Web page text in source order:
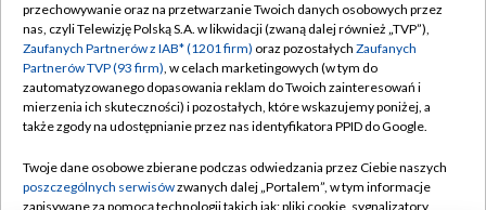
Abonament TVP
Emisja w TVP
Centrum informacji TVP
Naziemna Telewizja Cyfrowa
Rada Programowa
Regulamin TVP
Polityka prywatności
Moje zgody
Pomoc
Kontakt
przechowywanie oraz na przetwarzanie Twoich danych osobowych przez
nas, czyli Telewizję Polską S.A. w likwidacji (zwaną dalej również „TVP”),
Zaufanych Partnerów z IAB* (1201 firm) oraz pozostałych Zaufanych
Partnerów TVP (93 firm), w celach marketingowych (w tym do
zautomatyzowanego dopasowania reklam do Twoich zainteresowań i
mierzenia ich skuteczności) i pozostałych, które wskazujemy poniżej, a
także zgody na udostępnianie przez nas identyfikatora PPID do Google.
Twoje dane osobowe zbierane podczas odwiedzania przez Ciebie naszych
poszczególnych serwisówzwanych dalej „Portalem”, w tym informacje
zapisywane za pomocą technologii takich jak: pliki cookie, sygnalizatory